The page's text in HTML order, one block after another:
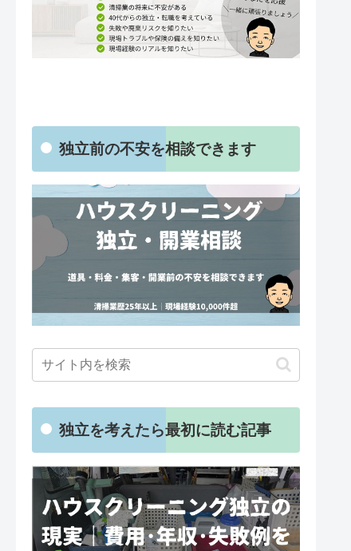
独立前の不安を相談できます
独立を考えたら最初に読む記事